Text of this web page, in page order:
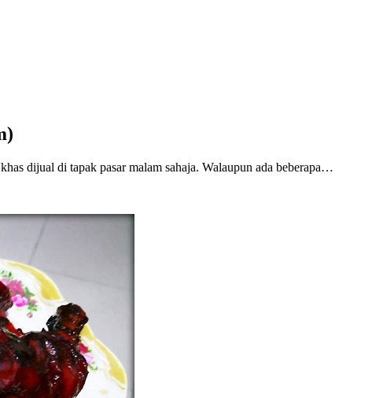
dijual di tapak pasar malam sahaja. Walaupun ada beberapa…